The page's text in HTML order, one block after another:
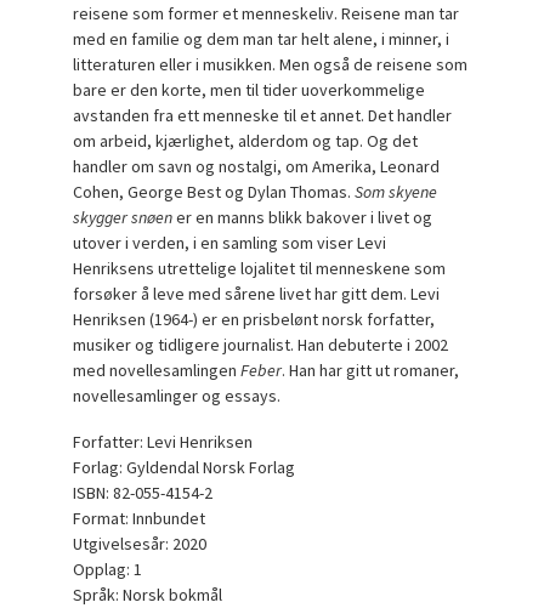
reisene som former et menneskeliv. Reisene man tar
med en familie og dem man tar helt alene, i minner, i
litteraturen eller i musikken. Men også de reisene som
bare er den korte, men til tider uoverkommelige
avstanden fra ett menneske til et annet. Det handler
om arbeid, kjærlighet, alderdom og tap. Og det
handler om savn og nostalgi, om Amerika, Leonard
Cohen, George Best og Dylan Thomas.Som skyene
skygger snøener en manns blikk bakover i livet og
utover i verden, i en samling som viser Levi
Henriksens utrettelige lojalitet til menneskene som
forsøker å leve med sårene livet har gitt dem. Levi
Henriksen (1964-) er en prisbelønt norsk forfatter,
musiker og tidligere journalist. Han debuterte i 2002
med novellesamlingenFeber. Han har gitt ut romaner,
novellesamlinger og essays.
Forfatter: Levi Henriksen
Forlag: Gyldendal Norsk Forlag
ISBN: 82-055-4154-2
Format: Innbundet
Utgivelsesår: 2020
Opplag: 1
Språk: Norsk bokmål